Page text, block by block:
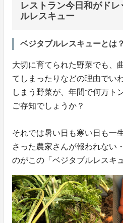
レストラン今日和がド
ルレスキュー
ベジタブルレスキューとは？
大切に育てられた野菜でも、
てしまったりなどの理由でい
しまう野菜が、年間で何万ト
ご存知でしょうか？
それでは暑い日も寒い日も一
さった農家さんが報われない
のがこの「ベジタブルレスキ